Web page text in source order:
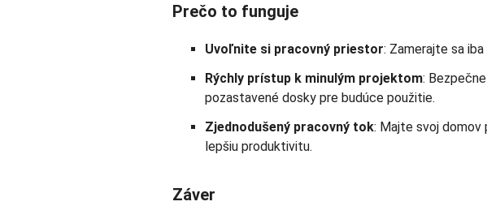
Prečo to funguje
Uvoľnite si pracovný priestor: Zamerajte sa
Rýchly prístup k minulým projektom:
pozastavené dosky pre budúce použitie.
Zjednodušený pracovný tok: Majte svoj domov
lepšiu produktivitu.
Záver